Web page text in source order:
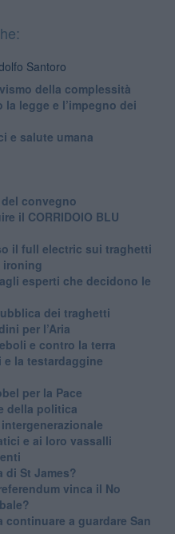
Santoro
della complessità
legge e l’impegno dei
e salute umana
convegno
il CORRIDOIO BLU
il full electric sui traghetti
ironing
esperti che decidono le
dei traghetti​
per l’Aria
e contro la terra
la testardaggine
per la Pace
della politica
e ai loro vassalli
di St James?
vinca il No
a guardare San